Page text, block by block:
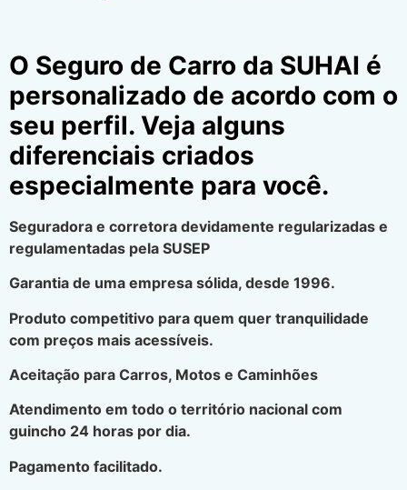
O Seguro de Carro da SUHAI é
personalizado de acordo com o
seu perfil. Veja alguns
diferenciais criados
especialmente para você.
Seguradora e corretora devidamente regularizadas e
regulamentadas pela SUSEP
Garantia de uma empresa sólida, desde 1996.
Produto competitivo para quem quer tranquilidade
com preços mais acessíveis.
Aceitação para Carros, Motos e Caminhões
Atendimento em todo o território nacional com
guincho 24 horas por dia.
Pagamento facilitado.